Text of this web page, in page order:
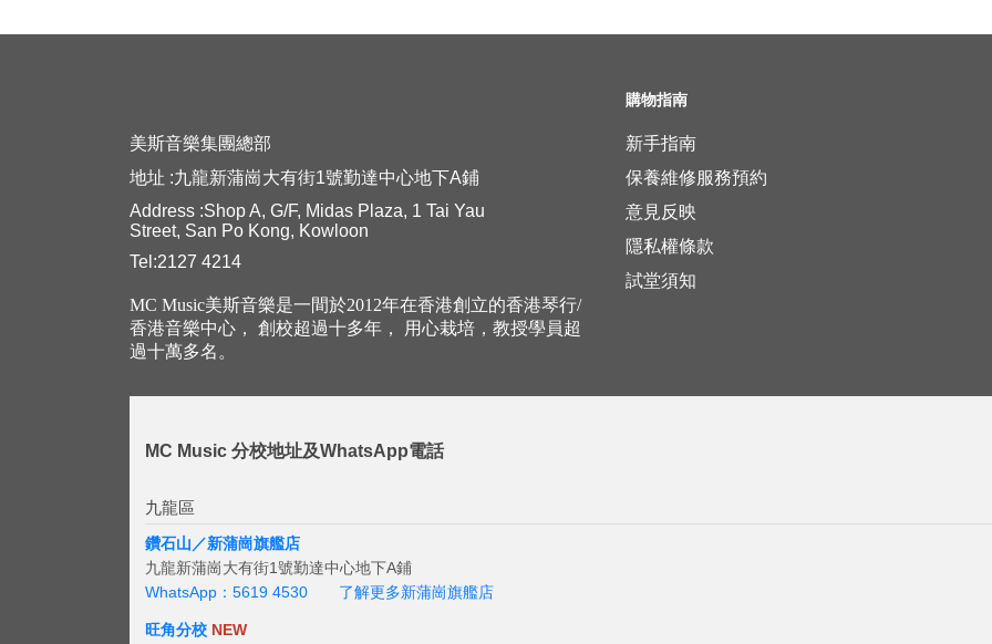
購物指南
美斯音樂集團總部
地址 :九龍新蒲崗大有街1號勤達中心地下A鋪
Address :Shop A, G/F, Midas Plaza, 1 Tai Yau
Street, San Po Kong, Kowloon
Tel:2127 4214
新手指南
保養維修服務預約
意見反映
隱私權條款
試堂須知
MC Music美斯音樂是一間於2012年在香港創立的香港琴行/
香港音樂中心， 創校超過十多年， 用心栽培，教授學員超
過十萬多名。
MC Music 分校地址及WhatsApp電話
九龍區
鑽石山／新蒲崗旗艦店
九龍新蒲崗大有街1號勤達中心地下A鋪
WhatsApp：5619 4530
了解更多新蒲崗旗艦店
旺角分校 NEW